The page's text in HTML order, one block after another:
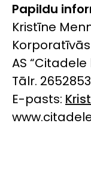
Papildu
Kristīne
AS
Tālr.
E-pasts: